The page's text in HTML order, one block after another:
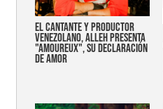
EL CANTANTE Y PRODUCTOR
VENEZOLANO, ALLEH PRESENTA
"AMOUREUX", SU DECLARACIÓN
DE AMOR